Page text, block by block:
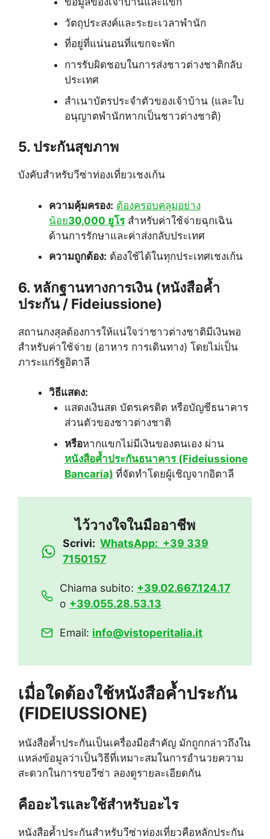
วัตถุประสงค์และระยะเวลาพำนัก
ที่อยู่ที่แน่นอนที่แขกจะพัก
การรับผิดชอบในการส่งชาวต่างชาติกลับ
ประเทศ
สำเนาบัตรประจำตัวของเจ้าบ้าน (และใบ
อนุญาตพำนักหากเป็นชาวต่างชาติ)
5. ประกันสุขภาพ
บังคับสำหรับวีซ่าท่องเที่ยวเชงเก้น
ความคุ้มครอง: ต้องครอบคลุมอย่าง
น้อย30,000 ยูโรสำหรับค่าใช้จ่ายฉุกเฉิน
ด้านการรักษาและค่าส่งกลับประเทศ
ความถูกต้อง: ต้องใช้ได้ในทุกประเทศเชงเก้น
6. หลักฐานทางการเงิน (หนังสือค้ำ
ประกัน / Fideiussione)
สถานกงสุลต้องการให้แน่ใจว่าชาวต่างชาติมีเงินพอ
สำหรับค่าใช้จ่าย (อาหาร การเดินทาง) โดยไม่เป็น
ภาระแก่รัฐอิตาลี
วิธีแสดง:
แสดงเงินสด บัตรเครดิต หรือบัญชีธนาคาร
ส่วนตัวของชาวต่างชาติ
หรือหากแขกไม่มีเงินของตนเอง ผ่าน
หนังสือค้ำประกันธนาคาร (Fideiussione
Bancaria) ที่จัดทำโดยผู้เชิญจากอิตาลี
ไว้วางใจในมืออาชีพ
Scrivi: WhatsApp: +39 339
7150157
Chiama subito: +39.02.667.124.17
o +39.055.28.53.13
Email: info@vistoperitalia.it
เมื่อใดต้องใช้หนังสือค้ำประกัน
(FIDEIUSSIONE)
หนังสือค้ำประกันเป็นเครื่องมือสำคัญ มักถูกกล่าวถึงใน
แหล่งข้อมูลว่าเป็นวิธีที่เหมาะสมในการอำนวยความ
สะดวกในการขอวีซ่า ลองดูรายละเอียดกัน
คืออะไรและใช้สำหรับอะไร
หนังสือค้ำประกันสำหรับวีซ่าท่องเที่ยวคือหลักประกัน